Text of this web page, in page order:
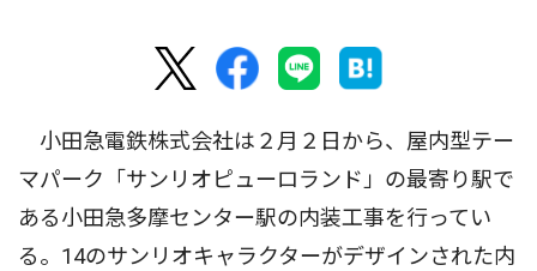
小田急電鉄株式会社は２月２日から、屋内型テー
マパーク「サンリオピューロランド」の最寄り駅で
ある小田急多摩センター駅の内装工事を行ってい
る。14のサンリオキャラクターがデザインされた内